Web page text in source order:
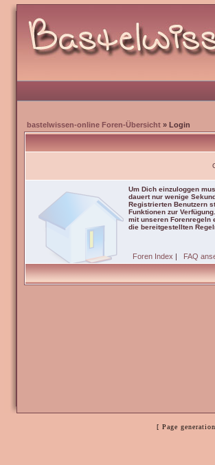
bastelwissen-online Foren-Übersicht » Login
Um Dich einzuloggen
dauert nur wenige
Registrierten Benutzern
Funktionen zur
mit unseren Forenregeln
die bereitgestellten
Foren Index | FAQ
[ Page